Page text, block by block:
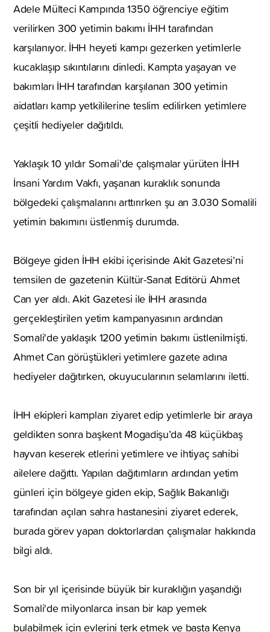
Adele Mülteci Kampında 1350 öğrenciye eğitim
verilirken 300 yetimin bakımı İHH tarafından
karşılanıyor. İHH heyeti kampı gezerken yetimlerle
kucaklaşıp sıkıntılarını dinledi. Kampta yaşayan ve
bakımları İHH tarafından karşılanan 300 yetimin
aidatları kamp yetkililerine teslim edilirken yetimlere
çeşitli hediyeler dağıtıldı.
Yaklaşık 10 yıldır Somali'de çalışmalar yürüten İHH
İnsani Yardım Vakfı, yaşanan kuraklık sonunda
bölgedeki çalışmalarını arttırırken şu an 3.030 Somalili
yetimin bakımını üstlenmiş durumda.
Bölgeye giden İHH ekibi içerisinde Akit Gazetesi’ni
temsilen de gazetenin Kültür-Sanat Editörü Ahmet
Can yer aldı. Akit Gazetesi ile İHH arasında
gerçekleştirilen yetim kampanyasının ardından
Somali'de yaklaşık 1200 yetimin bakımı üstlenilmişti.
Ahmet Can görüştükleri yetimlere gazete adına
hediyeler dağıtırken, okuyucularının selamlarını iletti.
İHH ekipleri kampları ziyaret edip yetimlerle bir araya
geldikten sonra başkent Mogadişu’da 48 küçükbaş
hayvan keserek etlerini yetimlere ve ihtiyaç sahibi
ailelere dağıttı. Yapılan dağıtımların ardından yetim
günleri için bölgeye giden ekip, Sağlık Bakanlığı
tarafından açılan sahra hastanesini ziyaret ederek,
burada görev yapan doktorlardan çalışmalar hakkında
bilgi aldı.
Son bir yıl içerisinde büyük bir kuraklığın yaşandığı
Somali'de milyonlarca insan bir kap yemek
bulabilmek için evlerini terk etmek ve başta Kenya